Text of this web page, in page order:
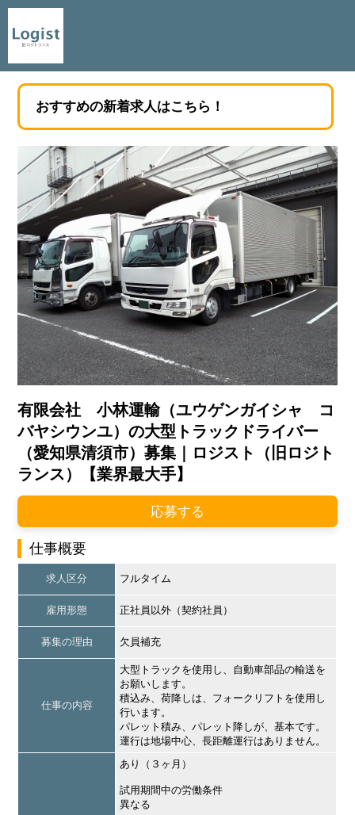
おすすめの新着求人はこちら！
有限会社 小林運輸（ユウゲンガイシャ コ
バヤシウンユ）の大型トラックドライバー
（愛知県清須市）募集｜ロジスト（旧ロジト
ランス）【業界最大手】
応募する
仕事概要
求人区分 フルタイム
雇用形態 正社員以外（契約社員）
募集の理由 欠員補充
仕事の内容
大型トラックを使用し、自動車部品の輸送を
お願いします。
積込み、荷降しは、フォークリフトを使用し
行います。
パレット積み、パレット降しが、基本です。
運行は地場中心、長距離運行はありません。
あり（３ヶ月）
試用期間中の労働条件
異なる